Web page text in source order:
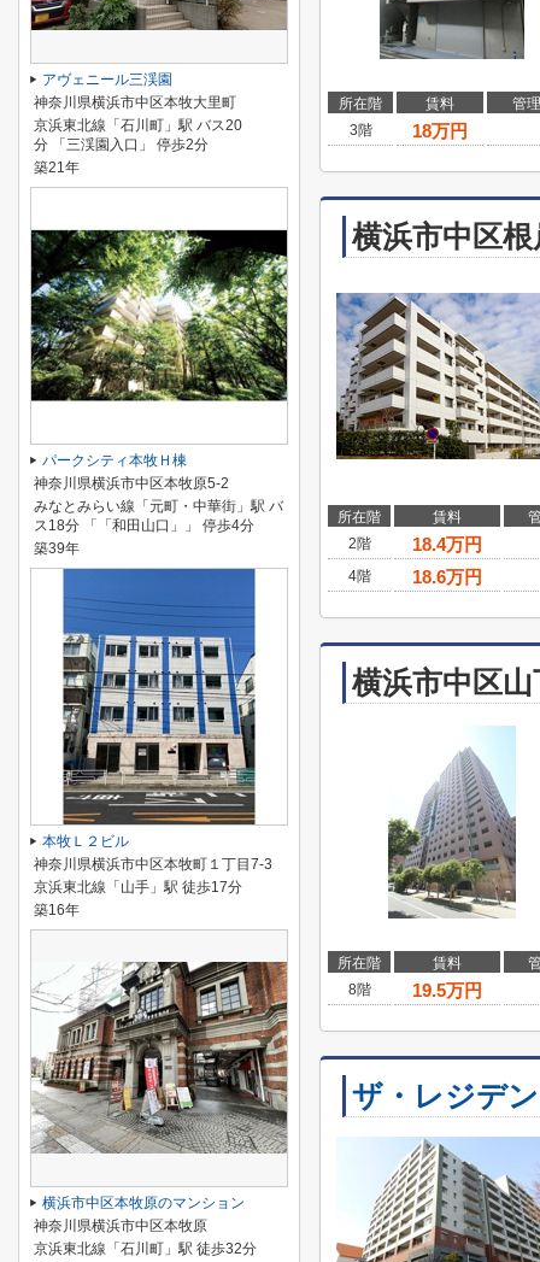
所在階 賃料
管
3階
18万円
横浜市中区
所在階 賃料
2階
18.4万円
4階 18.6万円
横浜市中区
所在階 賃料
8階
19.5万円
ザ・レジデ
アヴェニール三渓園
神奈川県横浜市中区本牧大里町
京浜東北線「石川町」駅 バス20
分 「三渓園入口」 停歩2分
築21年
パークシティ本牧Ｈ棟
神奈川県横浜市中区本牧原5-2
みなとみらい線「元町・中華街」駅 バ
ス18分 「「和田山口」」 停歩4分
築39年
本牧Ｌ２ビル
神奈川県横浜市中区本牧町１丁目7-3
京浜東北線「山手」駅 徒歩17分
築16年
横浜市中区本牧原のマンション
神奈川県横浜市中区本牧原
京浜東北線「石川町」駅 徒歩32分